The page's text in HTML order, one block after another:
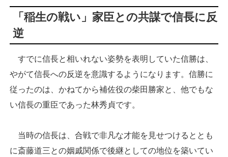
「稲生の戦い」家臣との共謀で信長に反
逆
すでに信長と相いれない姿勢を表明していた信勝は、
やがて信長への反逆を意識するようになります。信勝に
従ったのは、かねてから補佐役の柴田勝家と、他でもな
い信長の重臣であった林秀貞です。
当時の信長は、合戦で非凡な才能を見せつけるととも
に斎藤道三との姻戚関係で後継としての地位を築いてい